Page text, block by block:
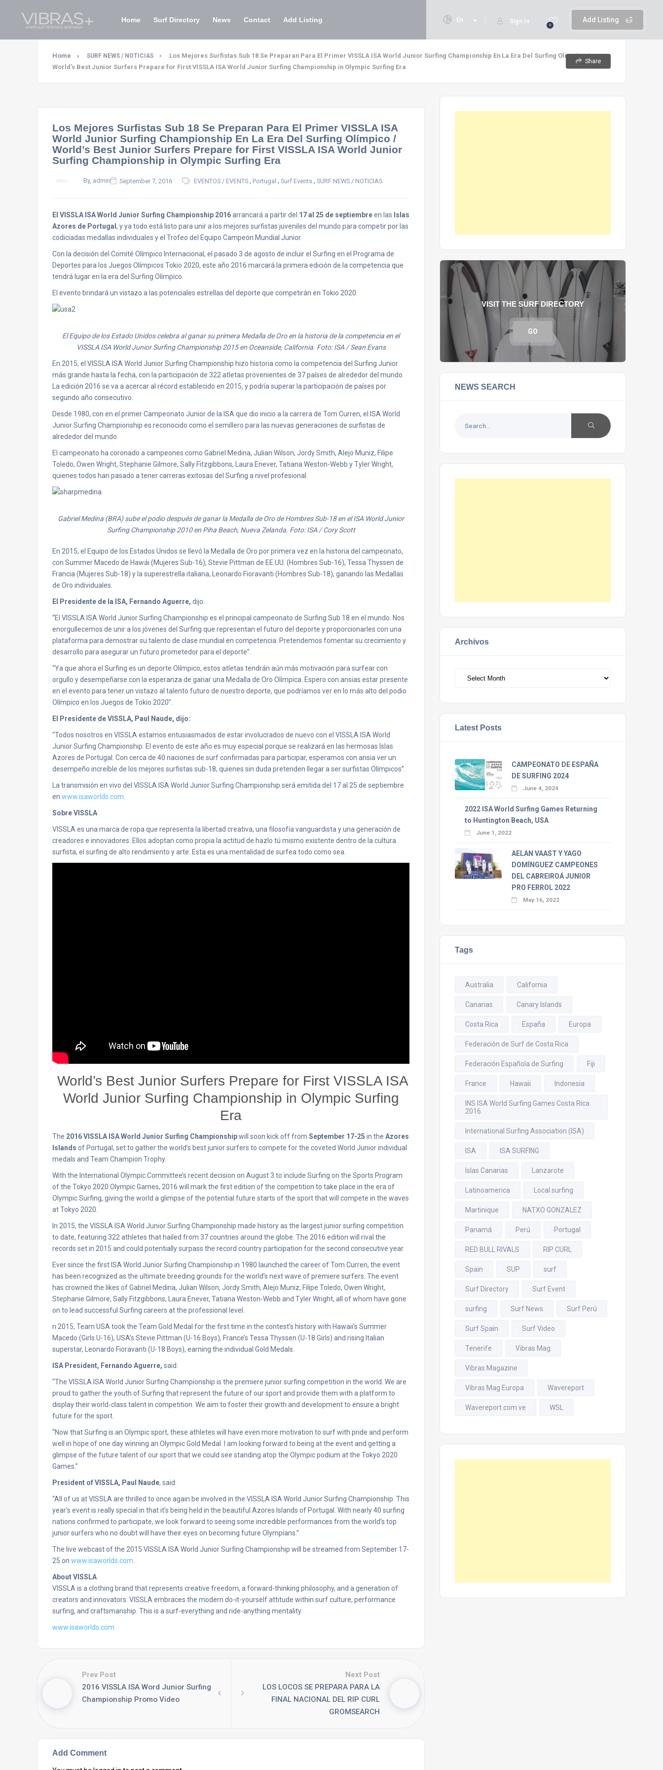
Add Listing
0
Sign In
En
Home Surf Directory News Contact Add Listing
Home SURF NEWS / NOTICIAS
Los Mejores Surfistas Sub 18 Se Preparan Para El Primer VISSLA ISA World Junior Surfing Championship En La Era Del Surfing Olímpico /
World’s Best Junior Surfers Prepare for First VISSLA ISA World Junior Surfing Championship in Olympic Surfing Era
Share
Los Mejores Surfistas Sub 18 Se Preparan Para El Primer VISSLA ISA
World Junior Surfing Championship En La Era Del Surfing Olímpico /
World’s Best Junior Surfers Prepare for First VISSLA ISA World Junior
Surfing Championship in Olympic Surfing Era
By, admin September 7, 2016 EVENTOS / EVENTS , Portugal , Surf Events , SURF NEWS / NOTICIAS
El VISSLA ISA World Junior Surfing Championship 2016arrancará a partir del 17 al 25 de septiembreen las Islas
Azores de Portugal , y ya todo está listo para unir a los mejores surfistas juveniles del mundo para competir por las
codiciadas medallas individuales y el Trofeo del Equipo Campeón Mundial Junior.
Con la decisión del Comité Olímpico Internacional, el pasado 3 de agosto de incluir el Surfing en el Programa de
Deportes para los Juegos Olímpicos Tokio 2020, este año 2016 marcará la primera edición de la competencia que
tendrá lugar en la era del Surfing Olímpico.
El evento brindará un vistazo a las potenciales estrellas del deporte que competirán en Tokio 2020.
El Equipo de los Estado Unidos celebra al ganar su primera Medalla de Oro en la historia de la competencia en el
VISSLA ISA World Junior Surfing Championship 2015 en Oceanside, California. Foto: ISA / Sean Evans
En 2015, el VISSLA ISA World Junior Surfing Championship hizo historia como la competencia del Surfing Junior
más grande hasta la fecha, con la participación de 322 atletas provenientes de 37 países de alrededor del mundo.
La edición 2016 se va a acercar al récord establecido en 2015, y podría superar la participación de países por
segundo año consecutivo.
Desde 1980, con en el primer Campeonato Junior de la ISA que dio inicio a la carrera de Tom Curren, el ISA World
Junior Surfing Championship es reconocido como el semillero para las nuevas generaciones de surfistas de
alrededor del mundo.
El campeonato ha coronado a campeones como Gabriel Medina, Julian Wilson, Jordy Smith, Alejo Muniz, Filipe
Toledo, Owen Wright, Stephanie Gilmore, Sally Fitzgibbons, Laura Enever, Tatiana Weston-Webb y Tyler Wright,
quienes todos han pasado a tener carreras exitosas del Surfing a nivel profesional.
Gabriel Medina (BRA) sube el podio después de ganar la Medalla de Oro de Hombres Sub-18 en el ISA World Junior
Surfing Championship 2010 en Piha Beach, Nueva Zelanda. Foto: ISA / Cory Scott
En 2015, el Equipo de los Estados Unidos se llevó la Medalla de Oro por primera vez en la historia del campeonato,
con Summer Macedo de Hawái (Mujeres Sub-16), Stevie Pittman de EE.UU. (Hombres Sub-16), Tessa Thyssen de
Francia (Mujeres Sub-18) y la superestrella italiana, Leonardo Fioravanti (Hombres Sub-18), ganando las Medallas
de Oro individuales.
El Presidente de la ISA, Fernando Aguerre, dijo:
“El VISSLA ISA World Junior Surfing Championship es el principal campeonato de Surfing Sub 18 en el mundo. Nos
enorgullecemos de unir a los jóvenes del Surfing que representan el futuro del deporte y proporcionarles con una
plataforma para demostrar su talento de clase mundial en competencia. Pretendemos fomentar su crecimiento y
desarrollo para asegurar un futuro prometedor para el deporte”.
“Ya que ahora el Surfing es un deporte Olímpico, estos atletas tendrán aún más motivación para surfear con
orgullo y desempeñarse con la esperanza de ganar una Medalla de Oro Olímpica. Espero con ansias estar presente
en el evento para tener un vistazo al talento futuro de nuestro deporte, que podríamos ver en lo más alto del podio
Olímpico en los Juegos de Tokio 2020”.
El Presidente de VISSLA, Paul Naude, dijo:
“Todos nosotros en VISSLA estamos entusiasmados de estar involucrados de nuevo con el VISSLA ISA World
Junior Surfing Championship. El evento de este año es muy especial porque se realizará en las hermosas Islas
Azores de Portugal. Con cerca de 40 naciones de surf confirmadas para participar, esperamos con ansia ver un
desempeño increíble de los mejores surfistas sub-18, quienes sin duda pretenden llegar a ser surfistas Olímpicos”.
La transmisión en vivo del VISSLA ISA World Junior Surfing Championship será emitida del 17 al 25 de septiembre
en www.isaworlds.com
Sobre VISSLA
VISSLA es una marca de ropa que representa la libertad creativa, una filosofía vanguardista y una generación de
creadores e innovadores. Ellos adoptan como propia la actitud de hazlo tú mismo existente dentro de la cultura
surfista, el surfing de alto rendimiento y arte. Esta es una mentalidad de surfea todo como sea.
World’s Best Junior Surfers Prepare for First VISSLA ISA
World Junior Surfing Championship in Olympic Surfing
Era
The 2016 VISSLA ISA World Junior Surfing Championshipwill soon kick off from September 17-25 in the Azores
Islands of Portugal, set to gather the world’s best junior surfers to compete for the coveted World Junior individual
medals and Team Champion Trophy.
With the International Olympic Committee’s recent decision on August 3 to include Surfing on the Sports Program
of the Tokyo 2020 Olympic Games, 2016 will mark the first edition of the competition to take place in the era of
Olympic Surfing, giving the world a glimpse of the potential future starts of the sport that will compete in the waves
at Tokyo 2020.
In 2015, the VISSLA ISA World Junior Surfing Championship made history as the largest junior surfing competition
to date, featuring 322 athletes that hailed from 37 countries around the globe. The 2016 edition will rival the
records set in 2015 and could potentially surpass the record country participation for the second consecutive year.
Ever since the first ISA World Junior Surfing Championship in 1980 launched the career of Tom Curren, the event
has been recognized as the ultimate breeding grounds for the world’s next wave of premiere surfers. The event
has crowned the likes of Gabriel Medina, Julian Wilson, Jordy Smith, Alejo Muniz, Filipe Toledo, Owen Wright,
Stephanie Gilmore, Sally Fitzgibbons, Laura Enever, Tatiana Weston-Webb and Tyler Wright, all of whom have gone
on to lead successful Surfing careers at the professional level.
n 2015, Team USA took the Team Gold Medal for the first time in the contest’s history with Hawaii’s Summer
Macedo (Girls U-16), USA’s Stevie Pittman (U-16 Boys), France’s Tessa Thyssen (U-18 Girls) and rising Italian
superstar, Leonardo Fioravanti (U-18 Boys), earning the individual Gold Medals.
ISA President, Fernando Aguerre, said:
“The VISSLA ISA World Junior Surfing Championship is the premiere junior surfing competition in the world. We are
proud to gather the youth of Surfing that represent the future of our sport and provide them with a platform to
display their world-class talent in competition. We aim to foster their growth and development to ensure a bright
future for the sport.
“Now that Surfing is an Olympic sport, these athletes will have even more motivation to surf with pride and perform
well in hope of one day winning an Olympic Gold Medal. I am looking forward to being at the event and getting a
glimpse of the future talent of our sport that we could see standing atop the Olympic podium at the Tokyo 2020
Games.”
President of VISSLA, Paul Naude, said:
“All of us at VISSLA are thrilled to once again be involved in the VISSLA ISA World Junior Surfing Championship. This
year’s event is really special in that it’s being held in the beautiful Azores Islands of Portugal. With nearly 40 surfing
nations confirmed to participate, we look forward to seeing some incredible performances from the world’s top
junior surfers who no doubt will have their eyes on becoming future Olympians.”
The live webcast of the 2015 VISSLA ISA World Junior Surfing Championship will be streamed from September 17-
25 on www.isaworlds.com
About VISSLA
VISSLA is a clothing brand that represents creative freedom, a forward-thinking philosophy, and a generation of
creators and innovators. VISSLA embraces the modern do-it-yourself attitude within surf culture, performance
surfing, and craftsmanship. This is a surf-everything and ride-anything mentality.
www.isaworlds.com
Prev Post
2016 VISSLA ISA Word Junior Surfing
Championship Promo Video
Next Post
LOS LOCOS SE PREPARA PARA LA
FINAL NACIONAL DEL RIP CURL
GROMSEARCH
Add Comment
VISIT THE SURF DIRECTORY
GO
NEWS SEARCH
Archivos
Latest Posts
CAMPEONATO DE ESPAÑA
DE SURFING 2024
June 4, 2024
2022 ISA World Surfing Games Returning
to Huntington Beach, USA
June 1, 2022
AELAN VAAST Y YAGO
DOMÍNGUEZ CAMPEONES
DEL CABREIROÁ JUNIOR
PRO FERROL 2022
May 16, 2022
Tags
Australia California
Canarias Canary Islands
Costa Rica España Europa
Federación de Surf de Costa Rica
Federación Española de Surfing Fiji
France Hawaii Indonesia
INS ISA World Surfing Games Costa Rica
2016.
International Surfing Association (ISA)
ISA ISA SURFING
Islas Canarias Lanzarote
Latinoamerica Local surfing
Martinique NATXO GONZALEZ
Panamá Perú Portugal
RED BULL RIVALS RIP CURL
Spain SUP surf
Surf Directory Surf Event
surfing Surf News Surf Perú
Surf Spain Surf Video
Tenerife Vibras Mag
Vibras Magazine
Vibras Mag Europa Wavereport
Wavereport.com.ve WSL